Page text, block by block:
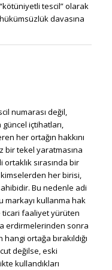
tescil” olarak
davasına
numarası değil,
güncel içtihatları,
her ortağın hakkını
bir tekel yaratmasına
sırasında bir
her birisi,
Bu nedenle adi
markayı kullanma hak
ticari faaliyet yürüten
erdirmelerinden sonra
ortağa bırakıldığı
değilse, eski
kullandıkları